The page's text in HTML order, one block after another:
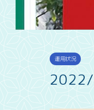
運用状況